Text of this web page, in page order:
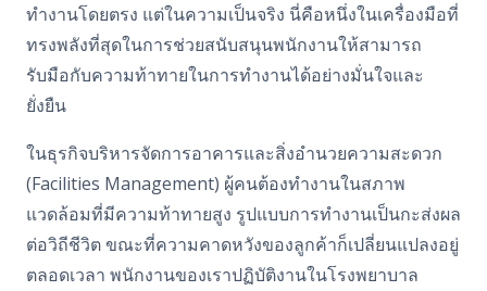
ทำงานโดยตรง แต่ในความเป็นจริง นี่คือหนึ่งในเครื่องมือที่
ทรงพลังที่สุดในการช่วยสนับสนุนพนักงานให้สามารถ
รับมือกับความท้าทายในการทำงานได้อย่างมั่นใจและ
ยั่งยืน
ในธุรกิจบริหารจัดการอาคารและสิ่งอำนวยความสะดวก
(Facilities Management) ผู้คนต้องทำงานในสภาพ
แวดล้อมที่มีความท้าทายสูง รูปแบบการทำงานเป็นกะส่งผล
ต่อวิถีชีวิต ขณะที่ความคาดหวังของลูกค้าก็เปลี่ยนแปลงอยู่
ตลอดเวลา พนักงานของเราปฏิบัติงานในโรงพยาบาล